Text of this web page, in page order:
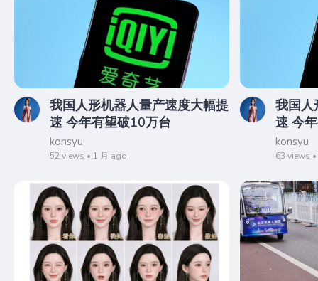
我国人形机器人量产速度大幅提
速 今年有望破10万台
konsyu
52 views • 1 月 ago
我国人
速 今
konsyu
63 views